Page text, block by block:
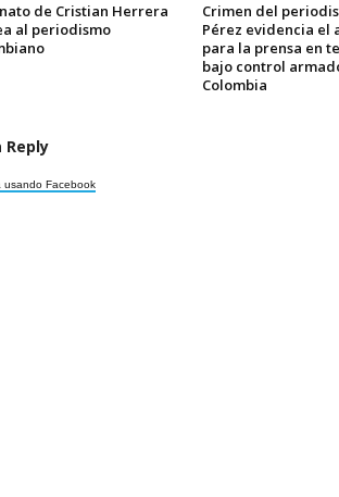
de Cristian Herrera
al periodismo
Crimen del
Pérez evidencia el
para la prensa en
bajo control
Colombia
Reply
usando Facebook